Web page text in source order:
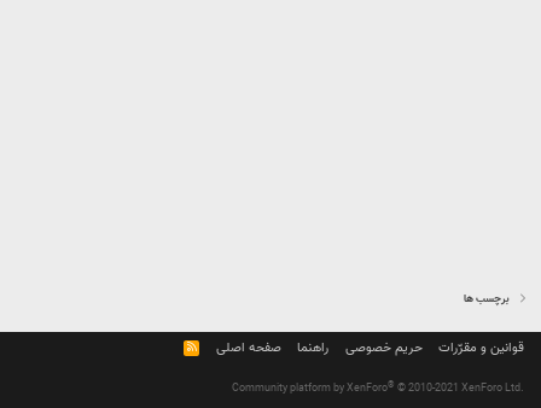
برچسب ها
قوانین و مقرّرات حریم خصوصی راهنما صفحه اصلی
R
S
Community platform by XenForo® © 2010-2021 XenForo Ltd.